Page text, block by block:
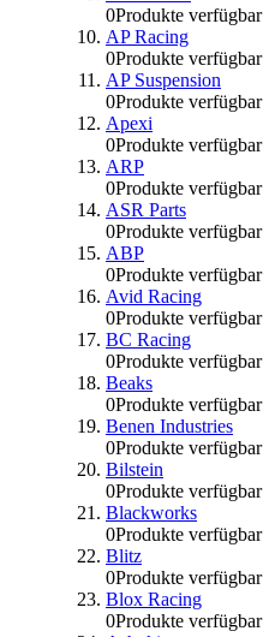
0Produkte verfügbar
AP Racing
0Produkte verfügbar
AP Suspension
0Produkte verfügbar
Apexi
0Produkte verfügbar
ARP
0Produkte verfügbar
ASR Parts
0Produkte verfügbar
ABP
0Produkte verfügbar
Avid Racing
0Produkte verfügbar
BC Racing
0Produkte verfügbar
Beaks
0Produkte verfügbar
Benen Industries
0Produkte verfügbar
Bilstein
0Produkte verfügbar
Blackworks
0Produkte verfügbar
Blitz
0Produkte verfügbar
Blox Racing
0Produkte verfügbar